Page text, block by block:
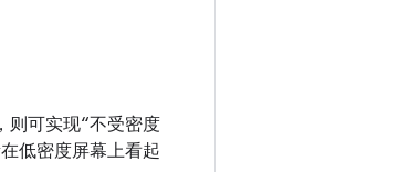
则可实现“不受密度
低密度屏幕上看起